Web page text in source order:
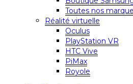
Toutes nos
Réalité virtuelle
Oculus
PlayStation VR
HTC Vive
PiMax
Royole